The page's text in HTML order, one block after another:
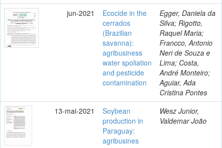
jun-2021
Ecocide in the
cerrados
(Brazilian
savanna):
agribusiness
water spoliation
and pesticide
contamination
Egger, Daniela da
Silva; Rigotto,
Raquel Maria;
Francco, Antonio
Neri de Souza e
Lima; Costa,
André Monteiro;
Aguiar, Ada
Cristina Pontes
13-mai-2021
Soybean
production in
Paraguay:
agribusines
Wesz Junior,
Valdemar João